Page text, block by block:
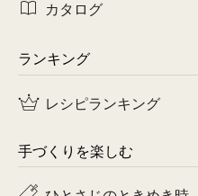
カタログ
ランキング
レシピランキング
手づくりを楽しむ